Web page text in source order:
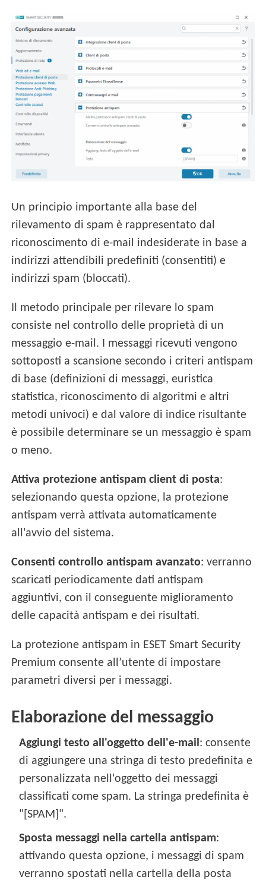
Un principio importante alla base del
rilevamento di spam è rappresentato dal
riconoscimento di e-mail indesiderate in base a
indirizzi attendibili predefiniti (consentiti) e
indirizzi spam (bloccati).
Il metodo principale per rilevare lo spam
consiste nel controllo delle proprietà di un
messaggio e-mail. I messaggi ricevuti vengono
sottoposti a scansione secondo i criteri antispam
di base (definizioni di messaggi, euristica
statistica, riconoscimento di algoritmi e altri
metodi univoci) e dal valore di indice risultante
è possibile determinare se un messaggio è spam
o meno.
Attiva protezione antispam client di posta:
selezionando questa opzione, la protezione
antispam verrà attivata automaticamente
all'avvio del sistema.
Consenti controllo antispam avanzato: verranno
scaricati periodicamente dati antispam
aggiuntivi, con il conseguente miglioramento
delle capacità antispam e dei risultati.
La protezione antispam in ESET Smart Security
Premium consente all’utente di impostare
parametri diversi per i messaggi.
Elaborazione del messaggio
Aggiungi testo all'oggetto dell'e-mail : consente
di aggiungere una stringa di testo predefinita e
personalizzata nell'oggetto dei messaggi
classificati come spam. La stringa predefinita è
"[SPAM]".
Sposta messaggi nella cartella antispam:
attivando questa opzione, i messaggi di spam
verranno spostati nella cartella della posta